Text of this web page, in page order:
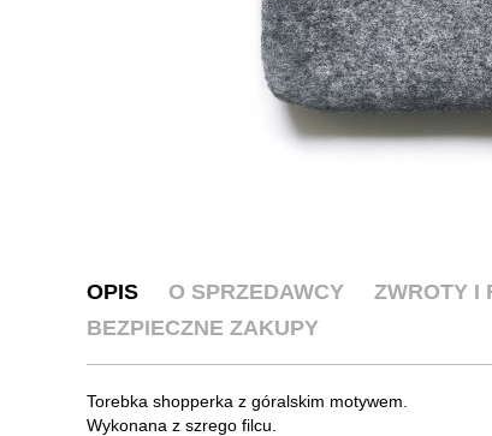
OPIS O SPRZEDAWCY ZWROTY I
BEZPIECZNE ZAKUPY
Torebka shopperka z góralskim motywem.
Wykonana z szrego filcu.